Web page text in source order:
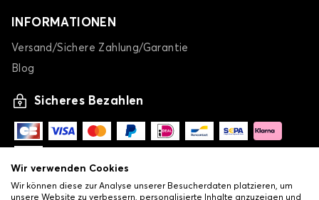
INFORMATIONEN
Versand/Sichere Zahlung/Garantie
Blog
Sicheres Bezahlen
Wir verwenden Cookies
Wir können diese zur Analyse unserer Besucherdaten platzieren, um
unsere Website zu verbessern, personalisierte Inhalte anzuzeigen und